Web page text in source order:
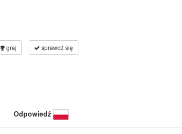
graj sprawdź się
Odpowiedź